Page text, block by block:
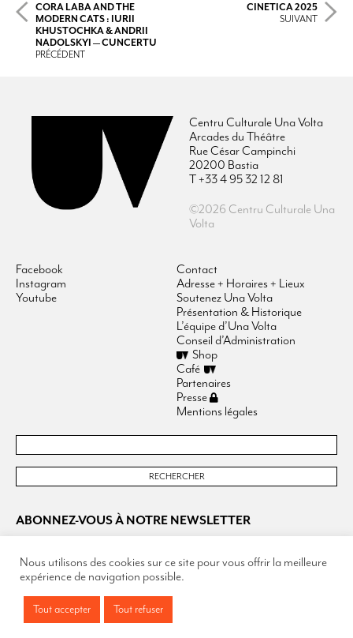
CORA LABA AND THE
MODERN CATS : IURII
KHUSTOCHKA & ANDRII
NADOLSKYI — CUNCERTU
PRÉCÉDENT
CINETICA 2025
SUIVANT
Centru Culturale Una Volta
Arcades du Théâtre
Rue César Campinchi
20200 Bastia
T +33 4 95 32 12 81
©2026 Centru Culturale Una
Volta
Facebook
Instagram
Youtube
Contact
Adresse + Horaires + Lieux
Soutenez Una Volta
Présentation & Historique
L’équipe d’Una Volta
Conseil d’Administration
Shop
Café
Partenaires
Presse
Mentions légales
ABONNEZ-VOUS À NOTRE NEWSLETTER
Nous utilisons des cookies sur ce site pour vous offrir la meilleure
expérience de navigation possible.
Tout accepter Tout refuser